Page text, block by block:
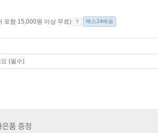
포함 15,000원 이상 무료) 예스24배송
(필수)